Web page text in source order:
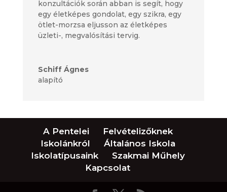
konzultációk során abban is segít, hogy
egy életképes gondolat, egy szikra, egy
ötlet-morzsa eljusson az életképes
üzleti-, megvalósítási tervig.
Schiff Ágnes
alapító
A Pentelei
Felvételizőknek
Iskolánkról
Általános Iskola
Iskolatípusaink
Szakmai Műhely
Kapcsolat